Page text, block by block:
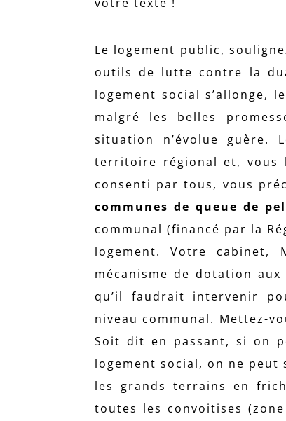
Le logement public,
outils de lutte contre la
logement social s’allonge,
malgré les belles
situation n’évolue
territoire régional et, vous
consenti par tous, vous
communes de queue de
communal (financé par la
logement. Votre
mécanisme de dotation
qu’il faudrait intervenir
niveau communal. Mettez-
Soit dit en passant, si on
logement social, on ne peut
les grands terrains en
toutes les convoitises